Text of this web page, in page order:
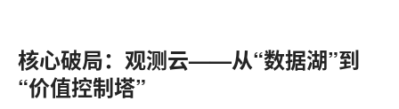
核心破局：观测云——从“数据湖”到
“价值控制塔”